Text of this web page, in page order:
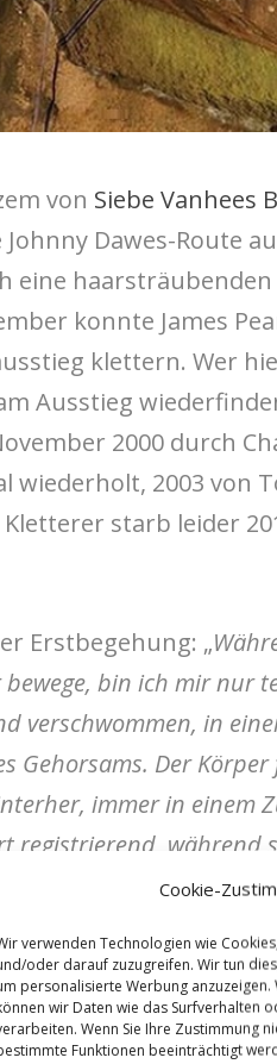
Cookie-
verwenden Technologien wie
oder darauf zuzugreifen. Wir tun
personalisierte Werbung
wir Daten wie das Surfverhalten
Wenn Sie Ihre Zustimmung
Funktionen beeinträchtigt
von Siebe Vanhees
Dawes-Route
eine
konnte James
klettern. Wer
Ausstieg
2000 durch
2003 von
starb leider
Erstbegehung: „
bin ich mir nur
verschwommen, in
Gehorsams. Der
immer in einem
registrierend, während
frei von der wilden
sind gleichbedeutend,
mit dem einzigen
hat: die
der Akt der